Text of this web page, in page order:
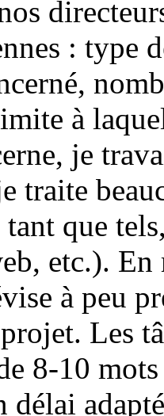
: type
à
je
traite
que
etc.).
à peu
Les
8-10
délai